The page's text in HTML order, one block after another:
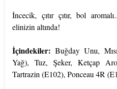
İncecik, çıtır çıtır, bol
elinizin altında!
İçindekiler: Buğday Unu,
Yağ), Tuz, Şeker, Ketçap
Tartrazin (E102), Ponceau 4R